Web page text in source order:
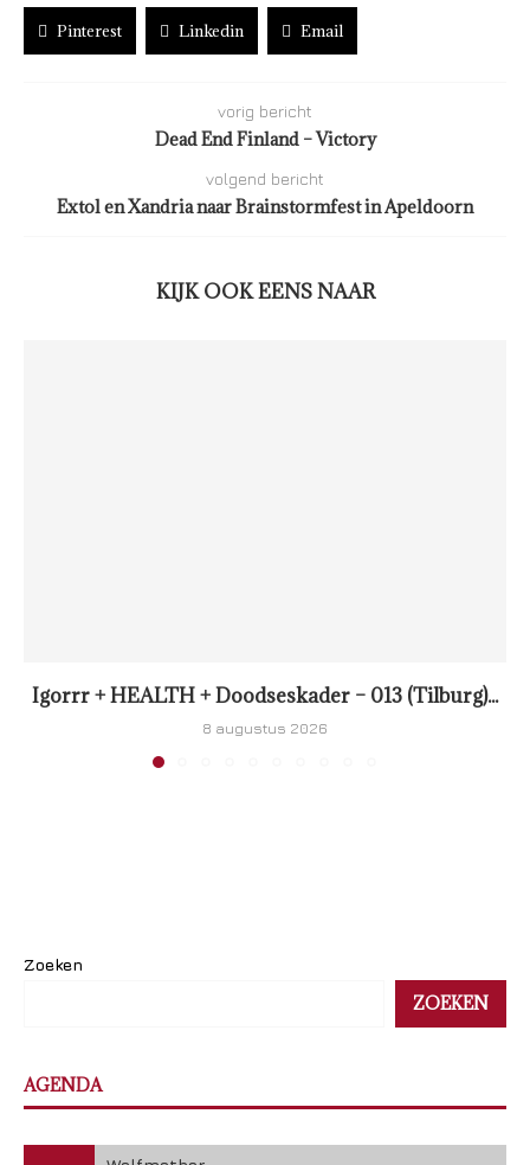
Pinterest Linkedin Email
vorig bericht
Dead End Finland – Victory
volgend bericht
Extol en Xandria naar Brainstormfest in Apeldoorn
KIJK OOK EENS NAAR
Igorrr + HEALTH + Doodseskader – 013 (Tilburg)...
8 augustus 2026
Zoeken
ZOEKEN
AGENDA